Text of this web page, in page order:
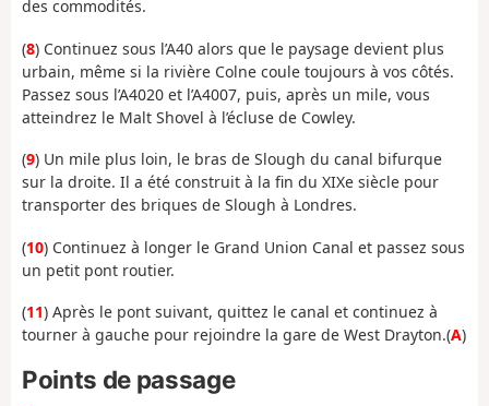
des commodités.
(8) Continuez sous l’A40 alors que le paysage devient plus
urbain, même si la rivière Colne coule toujours à vos côtés.
Passez sous l’A4020 et l’A4007, puis, après un mile, vous
atteindrez le Malt Shovel à l’écluse de Cowley.
(9) Un mile plus loin, le bras de Slough du canal bifurque
sur la droite. Il a été construit à la fin du XIXe siècle pour
transporter des briques de Slough à Londres.
(10) Continuez à longer le Grand Union Canal et passez sous
un petit pont routier.
(11) Après le pont suivant, quittez le canal et continuez à
tourner à gauche pour rejoindre la gare de West Drayton.(A)
Points de passage